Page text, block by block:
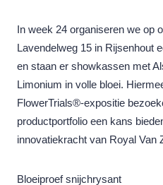
In week 24 organiseren we op
Lavendelweg 15 in Rijsenhout
en staan er showkassen met
Limonium in volle bloei.
FlowerTrials®-expositie
productportfolio een kans
innovatiekracht van Royal Van
Bloeiproef snijchrysant